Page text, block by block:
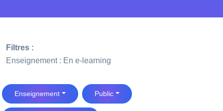
Filtres :
Enseignement : En e-learning
Enseignement Public